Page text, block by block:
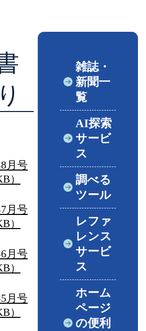
ンキング
ンキング ブックスタート体験
レファレンスサービ
好きなおはなしの
月号
）
月号
）
月号
）
月号
）
雑誌・
新聞一
覧
AI探索
サービ
ス
調べる
ツール
レファ
レンス
サービ
ス
ホーム
ページ
の便利